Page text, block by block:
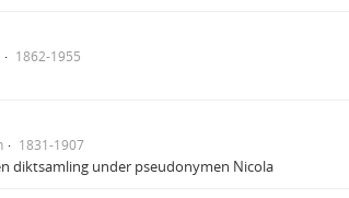
1862-1955
1831-1907
diktsamling under pseudonymen Nicola